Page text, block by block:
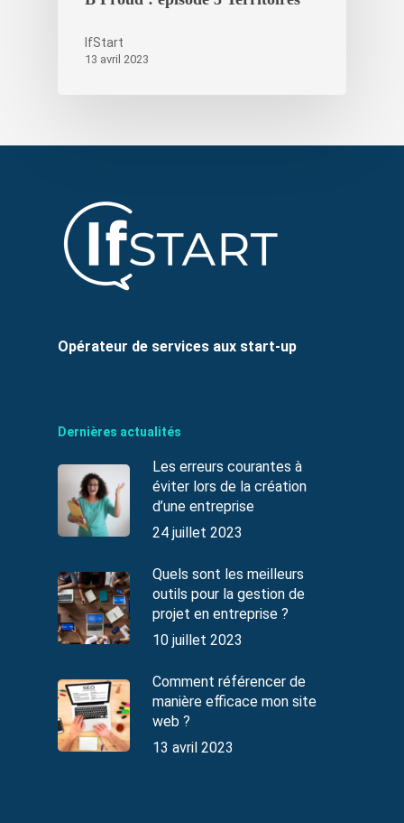
IfStart
13 avril 2023
Opérateur de services aux start-up
Dernières actualités
Les erreurs courantes à
éviter lors de la création
d’une entreprise
24 juillet 2023
Quels sont les meilleurs
outils pour la gestion de
projet en entreprise ?
10 juillet 2023
Comment référencer de
manière efficace mon site
web ?
13 avril 2023